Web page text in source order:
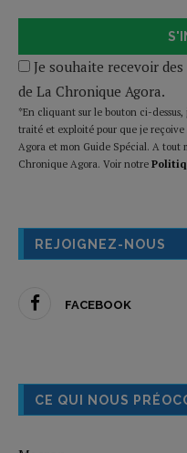
Je souhaite recevoir
de La Chronique Agora.
*En cliquant sur le bouton ci-dessus,
traité et exploité pour que je
Agora et mon Guide Spécial. A tout
Chronique Agora. Voir notre
REJOIGNEZ-NOUS
FACEBOOK
CE QUI NOUS